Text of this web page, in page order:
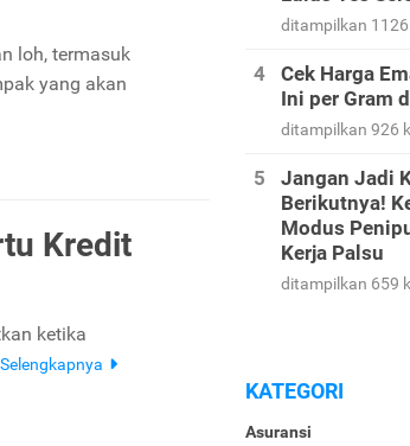
loh, termasuk
yang akan
Kredit
ketika
Selengkapnya
ditampilkan
Cek Harga
Ini per Gram
ditampilkan 926
Jangan Jadi
Berikutnya!
Modus
Kerja Palsu
ditampilkan 659
KATEGORI
Asuransi